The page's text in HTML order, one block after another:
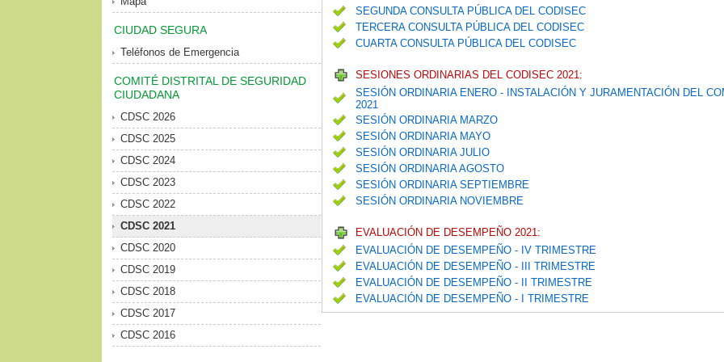
CIUDAD SEGURA
Teléfonos de Emergencia
COMITÉ DISTRITAL DE SEGURIDAD
CIUDADANA
CDSC 2026
CDSC 2025
CDSC 2024
CDSC 2023
CDSC 2022
CDSC 2021
CDSC 2020
CDSC 2019
CDSC 2018
CDSC 2017
CDSC 2016
SEGUNDA CONSULTA PÚBLICA DEL CODISEC
TERCERA CONSULTA PÚBLICA DEL CODISEC
CUARTA CONSULTA PÚBLICA DEL CODISEC
SESIONES ORDINARIAS DEL CODISEC 2021:
SESIÓN ORDINARIA ENERO - INSTALACIÓN Y JURAMENTACIÓN DEL
2021
SESIÓN ORDINARIA MARZO
SESIÓN ORDINARIA MAYO
SESIÓN ORDINARIA JULIO
SESIÓN ORDINARIA AGOSTO
SESIÓN ORDINARIA SEPTIEMBRE
SESIÓN ORDINARIA NOVIEMBRE
EVALUACIÓN DE DESEMPEÑO 2021:
EVALUACIÓN DE DESEMPEÑO - IV TRIMESTRE
EVALUACIÓN DE DESEMPEÑO - III TRIMESTRE
EVALUACIÓN DE DESEMPEÑO - II TRIMESTRE
EVALUACIÓN DE DESEMPEÑO - I TRIMESTRE